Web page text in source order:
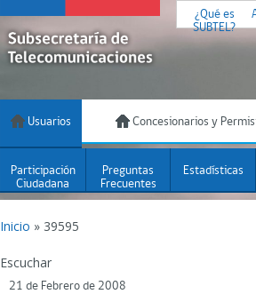
¿Qué es
SUBTEL?
Usuarios Concesionarios y
Participación
Ciudadana
Preguntas
Frecuentes
Estadísticas
Inicio » 39595
Escuchar
21 de Febrero de 2008